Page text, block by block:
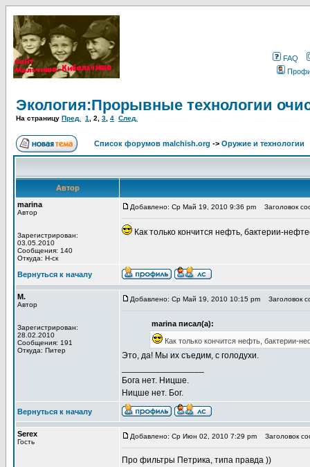
FAQ
Экология:Прорывные технологии
На страницу Пред. 1 2 3 4 След.
Список форумов malchish.org -> Оружие и технологии
Автор
marina
Автор
Зарегистрирован:
03.05.2010
Сообщения: 140
Откуда: Н-ск
Добавлено: Ср Май 19, 2010 9:36 pm Заголовок
Как только кончится нефть, бактерии-
Вернуться к началу
М.
Автор
Зарегистрирован:
28.02.2010
Сообщения: 191
Откуда: Питер
Добавлено: Ср Май 19, 2010 10:15 pm Заголовок
marina писал(а):
Как только кончится нефть, бактерии-
Это, да! Мы их съедим, с голодухи.
Бога нет. Ницше.
Ницше нет. Бог.
Вернуться к началу
Serex
Гость
Добавлено: Ср Июн 02, 2010 7:29 pm Заголовок
Про фильтры Петрика, типа правда ))